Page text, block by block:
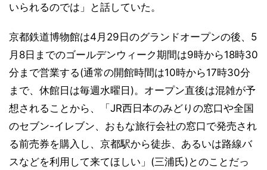
いられるのでは」と話していた。
京都鉄道博物館は4月29日のグランドオープンの後、5
月8日までのゴールデンウィーク期間は9時から18時30
分まで営業する(通常の開館時間は10時から17時30分
まで、休館日は毎週水曜日)。オープン直後は混雑が予
想されることから、「JR西日本のみどりの窓口や全国
のセブン-イレブン、おもな旅行会社の窓口で発売され
る前売券を購入し、京都駅から徒歩、あるいは路線バ
スなどを利用して来てほしい」(三浦氏)とのことだっ